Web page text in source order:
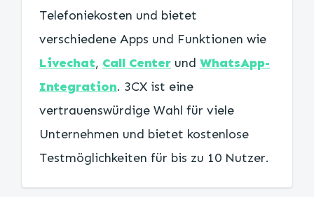
Telefoniekosten und bietet
verschiedene Apps und Funktionen wie
Livechat, Call Center und WhatsApp-
Integration. 3CX ist eine
vertrauenswürdige Wahl für viele
Unternehmen und bietet kostenlose
Testmöglichkeiten für bis zu 10 Nutzer.